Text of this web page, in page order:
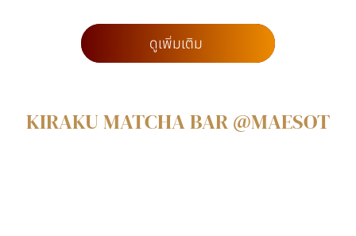
ดูเพิ่มเติม
KIRAKU MATCHA BAR @MAESOT